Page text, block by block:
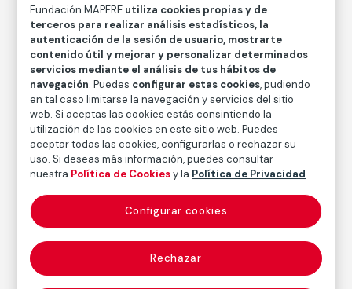
plata
Medidas
Medidas mancha: 15,9 × 15,9 cm
Medidas papel: 25,4 × 20,3 cm
Inventario
FM002426
Fecha
1999
Inscripción/Leyenda
7/5
Autor
Emmet Gowin
Fundación MAPFRE utiliza cookies propias y de
terceros para realizar análisis estadísticos, la
autenticación de la sesión de usuario, mostrarte
contenido útil y mejorar y personalizar determinados
servicios mediante el análisis de tus hábitos de
navegación. Puedes configurar estas cookies, pudiendo
en tal caso limitarse la navegación y servicios del sitio
web. Si aceptas las cookies estás consintiendo la
utilización de las cookies en este sitio web. Puedes
aceptar todas las cookies, configurarlas o rechazar su
uso. Si deseas más información, puedes consultar
nuestra Política de Cookiesy la Política de Privacidad.
Rechazar
Configurar cookies